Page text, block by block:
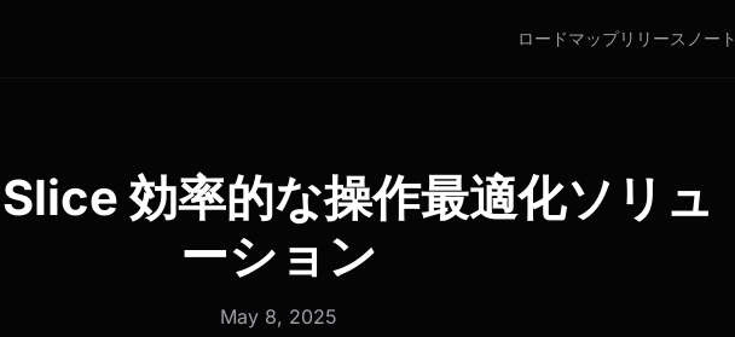
ロードマップリリースノート
効率的な操作最適化ソリュ
ーション
May 8, 2025